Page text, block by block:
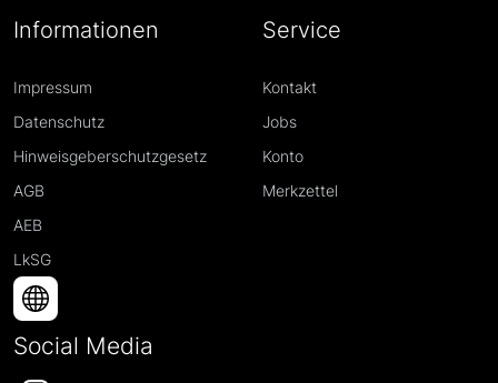
Informationen
Impressum
Datenschutz
Hinweisgeberschutzgesetz
AGB
AEB
LkSG
Service
Kontakt
Jobs
Konto
Merkzettel
Social Media